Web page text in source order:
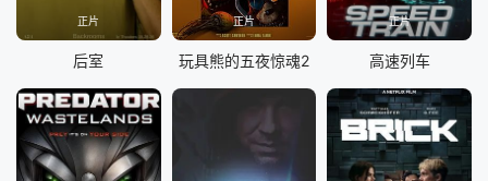
正片
后室
正片
玩具熊的五夜惊魂2
正片
高速列车